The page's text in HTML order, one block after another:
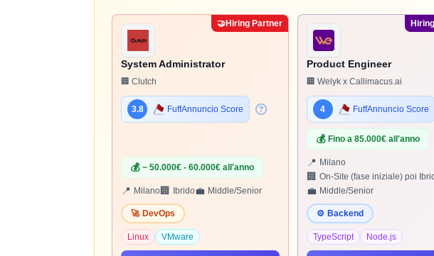
🤝Hiring Partner
System Administrator
🏢 Clutch
3.8 FuffAnnuncio Score
💰 ~ 50.000€ - 60.000€ all'anno
📍 Milano🏢 Ibrido💼 Middle/Senior
🚀 DevOps
Linux VMware
Product Engineer
🏢 Welyk x Callimacus.ai
4 FuffAnnuncio Score
💰 Fino a 85.000€ all'anno
📍 Milano
🏢 On-Site (fase iniziale) poi
💼 Middle/Senior
⚙️ Backend
TypeScript Node.js